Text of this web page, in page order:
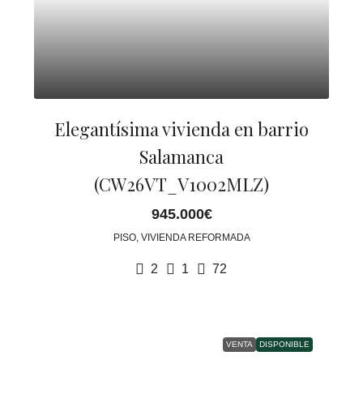
Elegantísima vivienda en barrio
Salamanca
(CW26VT_V1002MLZ)
945.000€
PISO, VIVIENDA REFORMADA
2 1 72
VENTA DISPONIBLE